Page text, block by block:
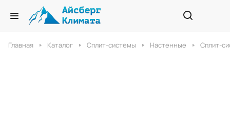
Главная Каталог Сплит-системы Настенные Сплит-